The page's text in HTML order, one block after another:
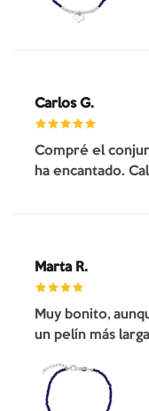
Carlos G.
Compré el
ha encantado.
Marta R.
Muy bonito,
un pelín más